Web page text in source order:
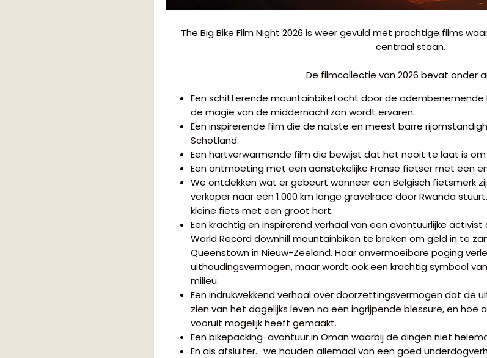
The Big Bike Film Night 2026 is weer gevuld met prachtige films
centraal staan.
De filmcollectie van 2026 bevat onder
Een schitterende mountainbiketocht door de adembenemende
de magie van de middernachtzon wordt ervaren.
Een inspirerende film die de natste en meest barre
Schotland.
Een hartverwarmende film die bewijst dat het nooit te laat is
Een ontmoeting met een aanstekelijke Franse fietser met een
We ontdekken wat er gebeurt wanneer een Belgisch fietsmerk
verkoper naar een 1.000 km lange gravelrace door Rwanda
kleine fiets met een groot hart.
Een krachtig en inspirerend verhaal van een avontuurlijke
World Record downhill mountainbiken te breken om geld in te
Queenstown in Nieuw-Zeeland. Haar onvermoeibare poging
uithoudingsvermogen, maar wordt ook een krachtig symbool
milieu.
Een indrukwekkend verhaal over doorzettingsvermogen dat de
zien van het dagelijks leven na een ingrijpende blessure, en
vooruit mogelijk heeft gemaakt.
Een bikepacking-avontuur in Oman waarbij de dingen niet
En als afsluiter… we houden allemaal van een goed